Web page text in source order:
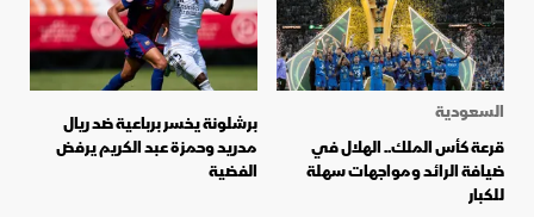
السعودية
قرعة كأس الملك.. الهلال في
ضيافة الرائد ومواجهات سهلة
للكبار
برشلونة يخسر برباعية ضد ريال
مدريد وحمزة عبد الكريم يرفض
الفضية